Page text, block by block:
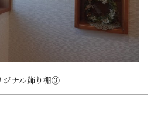
ジナル飾り棚③